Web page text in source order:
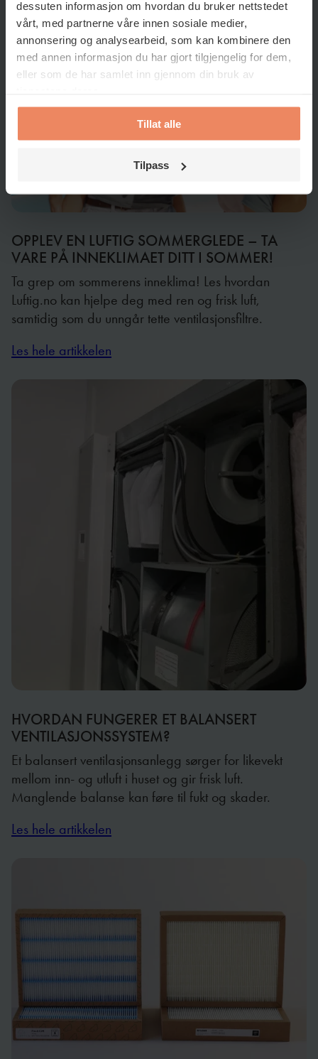
dessuten informasjon om hvordan du bruker nettstedet
vårt, med partnerne våre innen sosiale medier,
annonsering og analysearbeid, som kan kombinere den
med annen informasjon du har gjort tilgjengelig for dem,
eller som de har samlet inn gjennom din bruk av
Tillat alle
Tilpass
OPPLEV EN LUFTIG SOMMERGLEDE – TA
VARE PÅ INNEKLIMAET DITT I SOMMER!
Ta grep om sommerens inneklima! Les hvordan
Luftig.no kan hjelpe deg med ren og frisk luft,
samtidig som du unngår tette ventilasjonsfiltre.
Les hele artikkelen
HVORDAN FUNGERER ET BALANSERT
VENTILASJONSSYSTEM?
Et balansert ventilasjonsanlegg sørger for likevekt
mellom inn- og utluft i huset og gir frisk luft.
Manglende balanse kan føre til fukt og skader.
Les hele artikkelen